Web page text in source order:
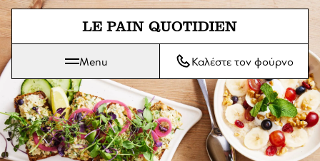
Μετάβαση απευθείας στο κύριο
Το Le Pain Quotidien σημαίνει Το Καθημερινό Ψωμί
Menu Καλέστε τον φούρνο